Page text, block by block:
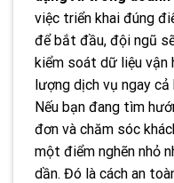
việc triển khai đúng
để bắt đầu, đội ngũ
kiểm soát dữ liệu vận
lượng dịch vụ ngay
Nếu bạn đang tìm
đơn và chăm sóc
một điểm nghẽn nhỏ
dần. Đó là cách an